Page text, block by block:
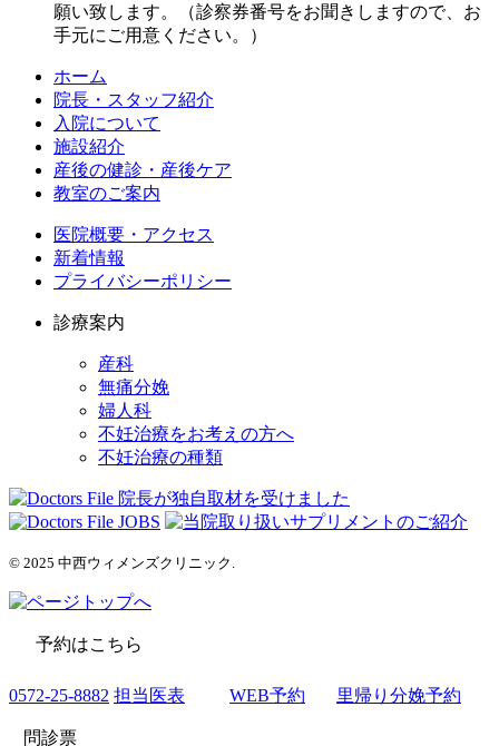
願い致します。（診察券番号をお聞きしますので、お
手元にご用意ください。）
ホーム
院長・スタッフ紹介
入院について
施設紹介
産後の健診・産後ケア
教室のご案内
医院概要・アクセス
新着情報
プライバシーポリシー
診療案内
産科
無痛分娩
婦人科
不妊治療をお考えの方へ
不妊治療の種類
© 2025 中西ウィメンズクリニック.
予約はこちら
0572-25-8882 担当医表 WEB予約 里帰り分娩予約
問診票